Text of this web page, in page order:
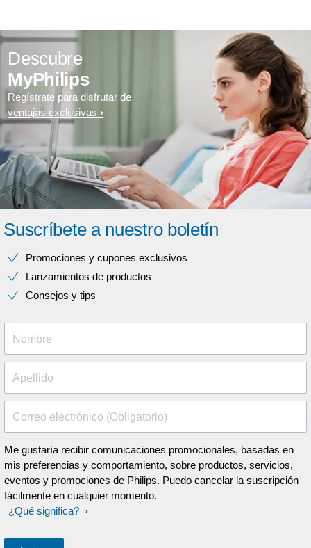
Descubre
MyPhilips
Regístrate para disfrutar de
ventajas exclusivas
Suscríbete a nuestro boletín
Promociones y cupones exclusivos
Lanzamientos de productos
Consejos y tips
Nombre
Apellido
Correo electrónico (Obligatorio)
Me gustaría recibir comunicaciones promocionales, basadas en
mis preferencias y comportamiento, sobre productos, servicios,
eventos y promociones de Philips. Puedo cancelar la suscripción
fácilmente en cualquier momento.
¿Qué significa?